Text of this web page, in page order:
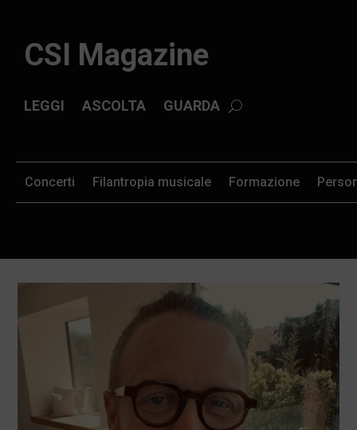
CSI Magazine
ASCOLTA GUARDA
LEGGI
Formazione
Concerti Filantropia musicale